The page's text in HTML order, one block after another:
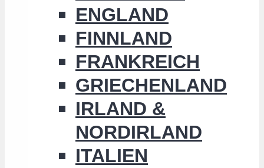
ENGLAND
FINNLAND
FRANKREICH
GRIECHENLAND
IRLAND &
NORDIRLAND
ITALIEN